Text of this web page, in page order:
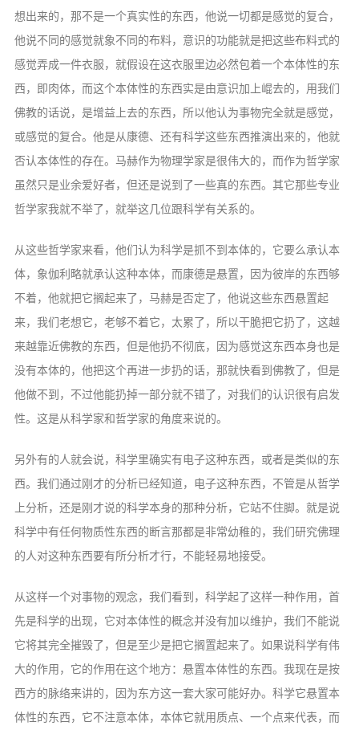
想出来的，那不是一个真实性的东西，他说一切都是感觉的复合，
他说不同的感觉就象不同的布料，意识的功能就是把这些布料式的
感觉弄成一件衣服，就假设在这衣服里边必然包着一个本体性的东
西，即肉体，而这个本体性的东西实是由意识加上崐去的，用我们
佛教的话说，是增益上去的东西，所以他认为事物完全就是感觉，
或感觉的复合。他是从康德、还有科学这些东西推演出来的，他就
否认本体性的存在。马赫作为物理学家是很伟大的，而作为哲学家
虽然只是业余爱好者，但还是说到了一些真的东西。其它那些专业
哲学家我就不举了，就举这几位跟科学有关系的。
从这些哲学家来看，他们认为科学是抓不到本体的，它要么承认本
体，象伽利略就承认这种本体，而康德是悬置，因为彼岸的东西够
不着，他就把它搁起来了，马赫是否定了，他说这些东西悬置起
来，我们老想它，老够不着它，太累了，所以干脆把它扔了，这越
来越靠近佛教的东西，但是他扔不彻底，因为感觉这东西本身也是
没有本体的，他把这个再进一步扔的话，那就快看到佛教了，但是
他做不到，不过他能扔掉一部分就不错了，对我们的认识很有启发
性。这是从科学家和哲学家的角度来说的。
另外有的人就会说，科学里确实有电子这种东西，或者是类似的东
西。我们通过刚才的分析已经知道，电子这种东西，不管是从哲学
上分析，还是刚才说的科学本身的那种分析，它站不住脚。就是说
科学中有任何物质性东西的断言那都是非常幼稚的，我们研究佛理
的人对这种东西要有所分析才行，不能轻易地接受。
从这样一个对事物的观念，我们看到，科学起了这样一种作用，首
先是科学的出现，它对本体性的概念并没有加以维护，我们不能说
它将其完全摧毁了，但是至少是把它搁置起来了。如果说科学有伟
大的作用，它的作用在这个地方：悬置本体性的东西。我现在是按
西方的脉络来讲的，因为东方这一套大家可能好办。科学它悬置本
体性的东西，它不注意本体，本体它就用质点、一个点来代表，而